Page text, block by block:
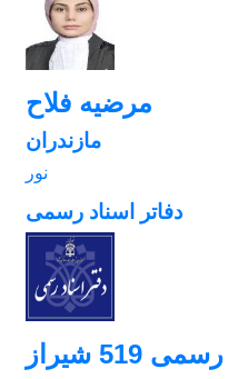
مرضیه فلاح
مازندران
نور
دفاتر اسناد رسمی
شیراز